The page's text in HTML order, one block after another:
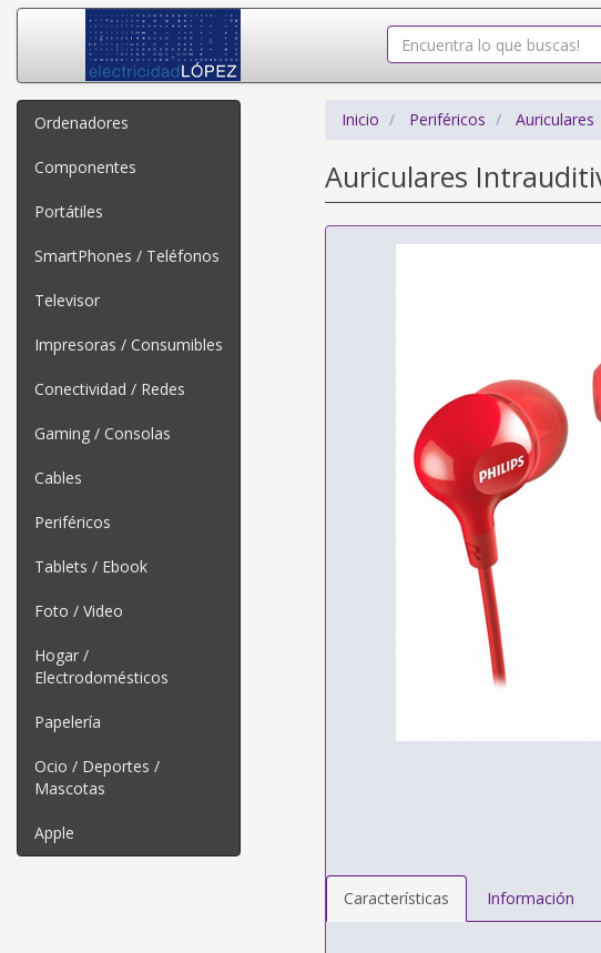
Ordenadores
Componentes
Portátiles
SmartPhones / Teléfonos
Televisor
Impresoras / Consumibles
Conectividad / Redes
Gaming / Consolas
Cables
Periféricos
Tablets / Ebook
Foto / Video
Hogar /
Electrodomésticos
Papelería
Ocio / Deportes /
Mascotas
Apple
Inicio Periféricos Auriculares
Auriculares
Características Información